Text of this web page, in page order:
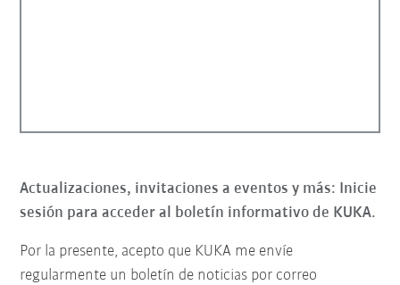
Actualizaciones, invitaciones a eventos y más: Inicie
sesión para acceder al boletín informativo de KUKA.
Por la presente, acepto que KUKA me envíe
regularmente un boletín de noticias por correo